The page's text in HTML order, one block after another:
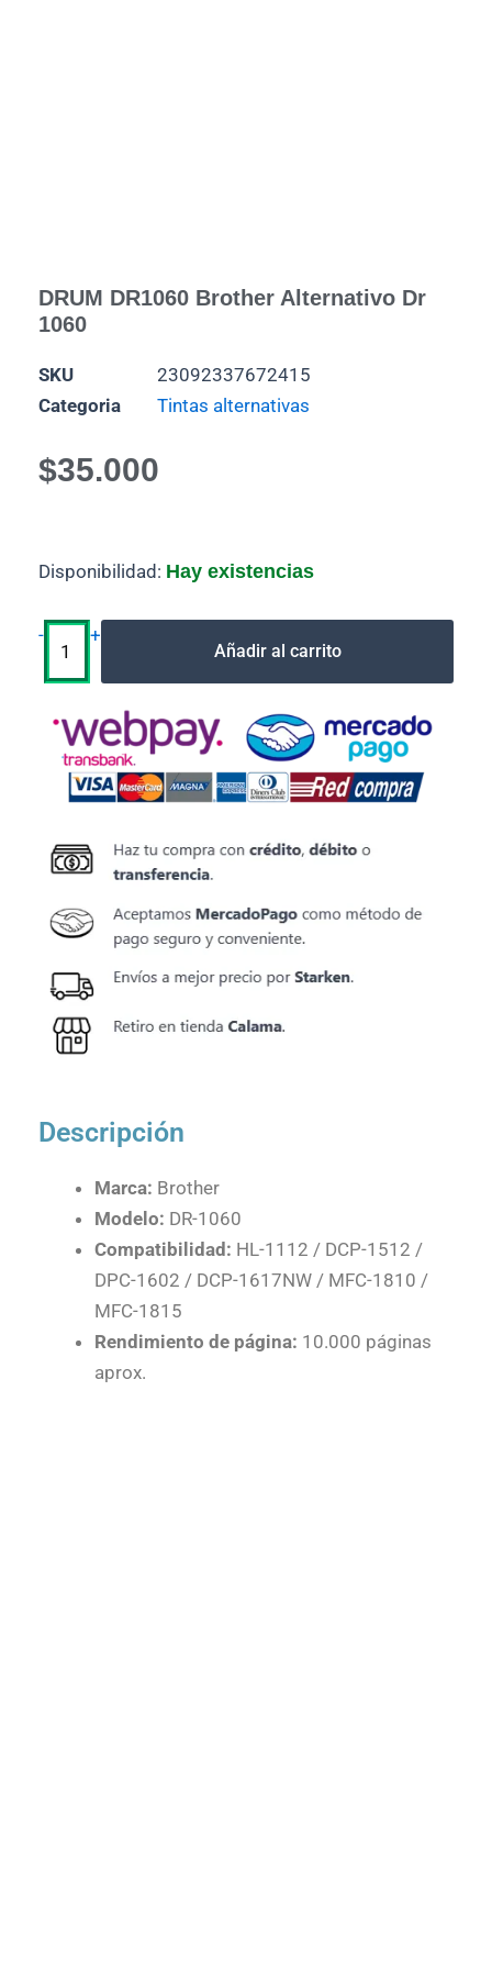
DRUM DR1060 Brother Alternativo Dr
1060
SKU
23092337672415
Categoria
Tintas alternativas
$35.000
Disponibilidad: Hay existencias
-
DRUM
DR1060
Alternativo
1060
+
Añadir al carrito
Descripción
Marca: Brother
Modelo: DR-1060
Compatibilidad: HL-1112 / DCP-1512 /
DPC-1602 / DCP-1617NW / MFC-1810 /
MFC-1815
Rendimiento de página: 10.000 páginas
aprox.